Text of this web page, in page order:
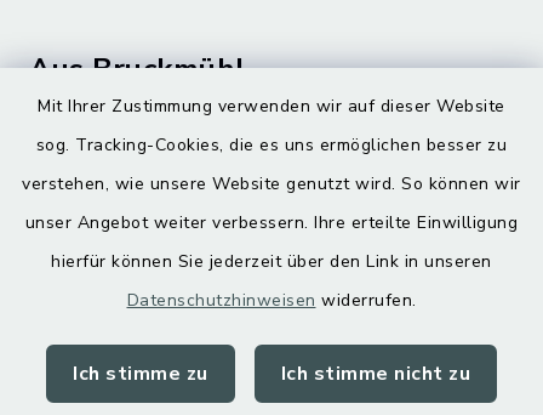
Mit Ihrer Zustimmung verwenden wir auf dieser Website
sog. Tracking-Cookies, die es uns ermöglichen besser zu
verstehen, wie unsere Website genutzt wird. So können wir
unser Angebot weiter verbessern. Ihre erteilte Einwilligung
hierfür können Sie jederzeit über den Link in unseren
Datenschutzhinweisen widerrufen.
Ich stimme zu Ich stimme nicht zu
Aus Bruckmühl
Digitaler Ortsplan
Kontakt